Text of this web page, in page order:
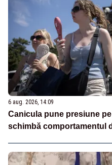
6 aug. 2026, 14:09
Canicula pune presiune
schimbă comportamentul